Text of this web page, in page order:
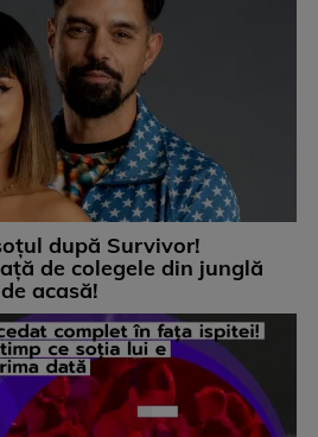
după Survivor!
de colegele din junglă
acasă!